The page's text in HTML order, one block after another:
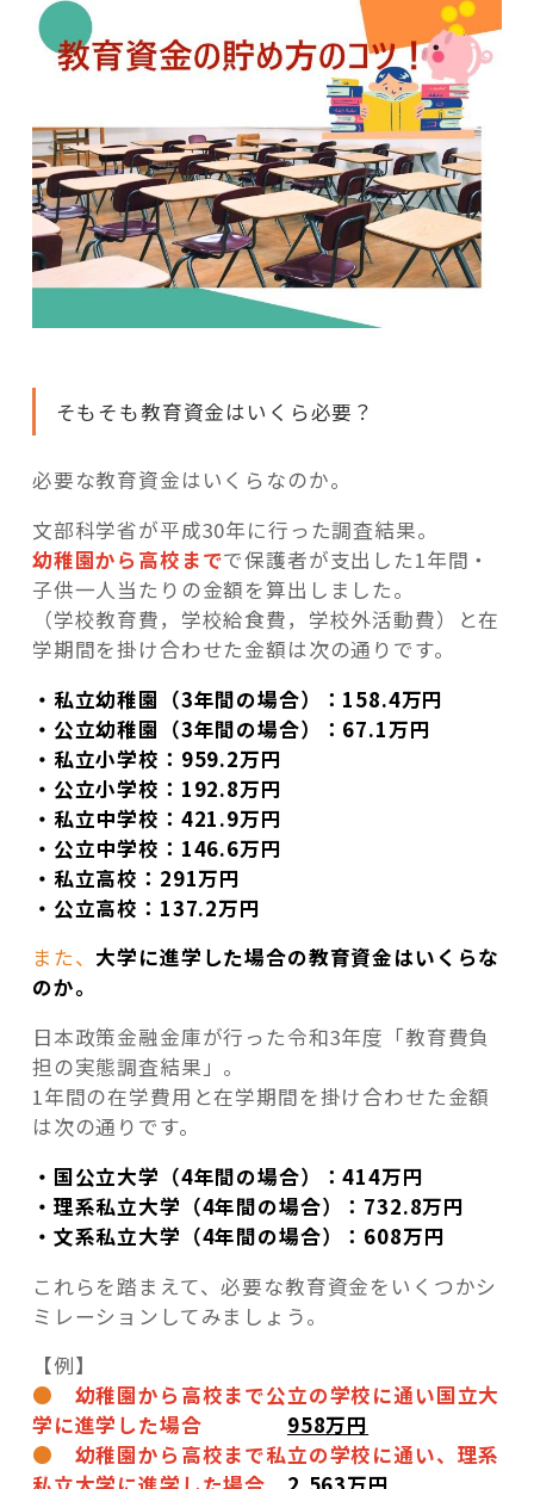
そもそも教育資金はいくら必要？
必要な教育資金はいくらなのか。
文部科学省が平成30年に行った調査結果。
幼稚園から高校までで保護者が支出した1年間・
子供一人当たりの金額を算出しました。
（学校教育費，学校給食費，学校外活動費）と在
学期間を掛け合わせた金額は次の通りです。
・私立幼稚園（3年間の場合）：158.4万円
・公立幼稚園（3年間の場合）：67.1万円
・私立小学校：959.2万円
・公立小学校：192.8万円
・私立中学校：421.9万円
・公立中学校：146.6万円
・私立高校：291万円
・公立高校：137.2万円
また、 大学に進学した場合の教育資金はいくらな
のか。
日本政策金融金庫が行った令和3年度「教育費負
担の実態調査結果」。
1年間の在学費用と在学期間を掛け合わせた金額
は次の通りです。
・国公立大学（4年間の場合）：414万円
・理系私立大学（4年間の場合）：732.8万円
・文系私立大学（4年間の場合）：608万円
これらを踏まえて、必要な教育資金をいくつかシ
ミレーションしてみましょう。
【例】
● 幼稚園から高校まで公立の学校に通い国立大
学に進学した場合
958万円
● 幼稚園から高校まで私立の学校に通い、理系